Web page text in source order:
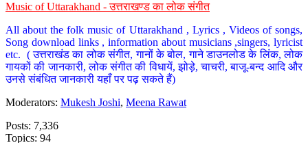
Music of Uttarakhand - उत्तराखण्ड का लोक संगीत
All about the folk music of Uttarakhand , Lyrics , Videos of songs,
Song download links , information about musicians ,singers, lyricist
etc. ( उत्तराखंड का लोक संगीत, गानों के बोल, गाने डाउनलोड के लिंक, लोक
गायकों की जानकारी, लोक संगीत की विधायें, झोड़े, चाचरी, बाजू-बन्द आदि और
उनसे संबंधित जानकारी यहाँ पर पढ़ सकते हैं)
Moderators: Mukesh Joshi, Meena Rawat
Posts: 7,336
Topics: 94